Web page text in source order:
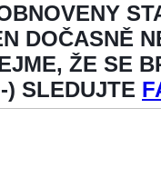
DOČASNĚ
ŽE SE
) SLEDUJTE